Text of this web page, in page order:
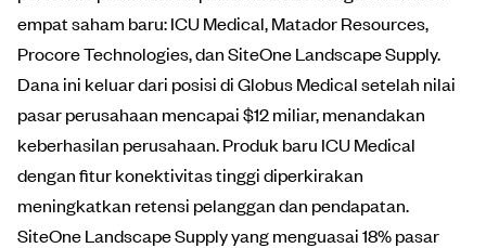
empat saham baru: ICU Medical, Matador Resources,
Procore Technologies, dan SiteOne Landscape Supply.
Dana ini keluar dari posisi di Globus Medical setelah nilai
pasar perusahaan mencapai $12 miliar, menandakan
keberhasilan perusahaan. Produk baru ICU Medical
dengan fitur konektivitas tinggi diperkirakan
meningkatkan retensi pelanggan dan pendapatan.
SiteOne Landscape Supply yang menguasai 18% pasar